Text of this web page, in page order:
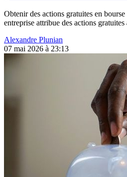
Obtenir des actions gratuites en
entreprise attribue des actions
Alexandre Plunian
07 mai 2026 à 23:13